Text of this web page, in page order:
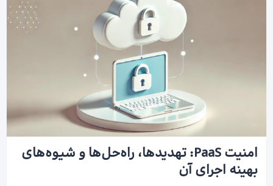
امنیت PaaS: تهدیدها، راه‌حل‌ها و شیوه‌های
بهینه‌ اجرای آن